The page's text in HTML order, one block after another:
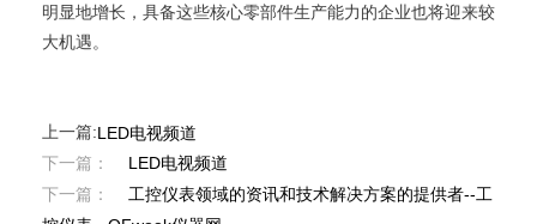
明显地增长，具备这些核心零部件生产能力的企业也将迎来较
大机遇。
上一篇:LED电视频道
下一篇：
LED电视频道
下一篇：
工控仪表领域的资讯和技术解决方案的提供者--工